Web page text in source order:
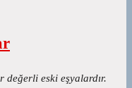
eski eşyalardır.